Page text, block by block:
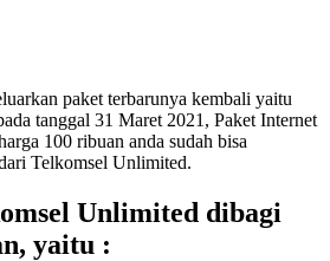
paket terbarunya kembali yaitu
tanggal 31 Maret 2021, Paket Internet
100 ribuan anda sudah bisa
Telkomsel Unlimited.
Unlimited dibagi
yaitu :